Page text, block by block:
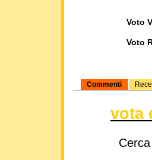
Voto
Voto
Commenti
vota